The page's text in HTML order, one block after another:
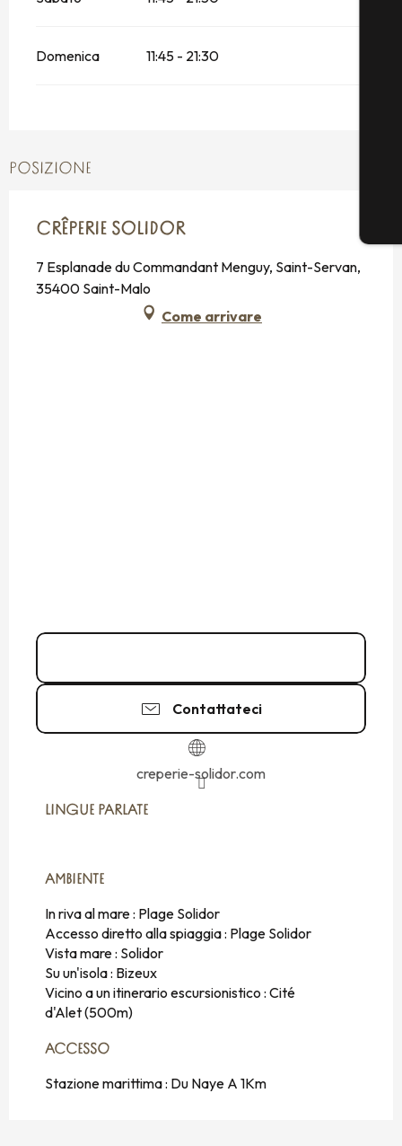
Domenica 11:45 - 21:30
POSIZIONE
CRÊPERIE SOLIDOR
7 Esplanade du Commandant Menguy, Saint-Servan,
35400 Saint-Malo
Come arrivare
Contattateci
creperie-solidor.com
LINGUE PARLATE
LINGUE PARLATE
AMBIENTE
AMBIENTE
In riva al mare : Plage Solidor
Accesso diretto alla spiaggia : Plage Solidor
Vista mare : Solidor
Su un'isola : Bizeux
Vicino a un itinerario escursionistico : Cité
d'Alet(500m)
ACCESSO
ACCESSO
Stazione marittima : Du Naye A 1Km